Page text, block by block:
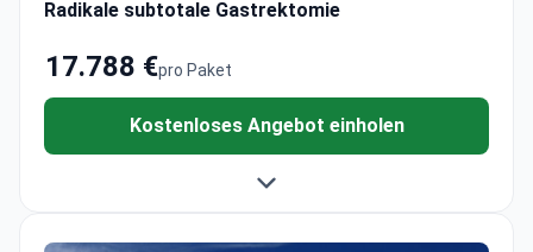
Radikale subtotale Gastrektomie
pro Paket
17.788 €
Kostenloses Angebot einholen